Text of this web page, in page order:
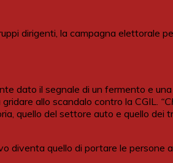
dirigenti, la campagna elettorale
dato il segnale di un fermento e
allo scandalo contro la CGIL.
quello del settore auto e quello dei
diventa quello di portare le persone